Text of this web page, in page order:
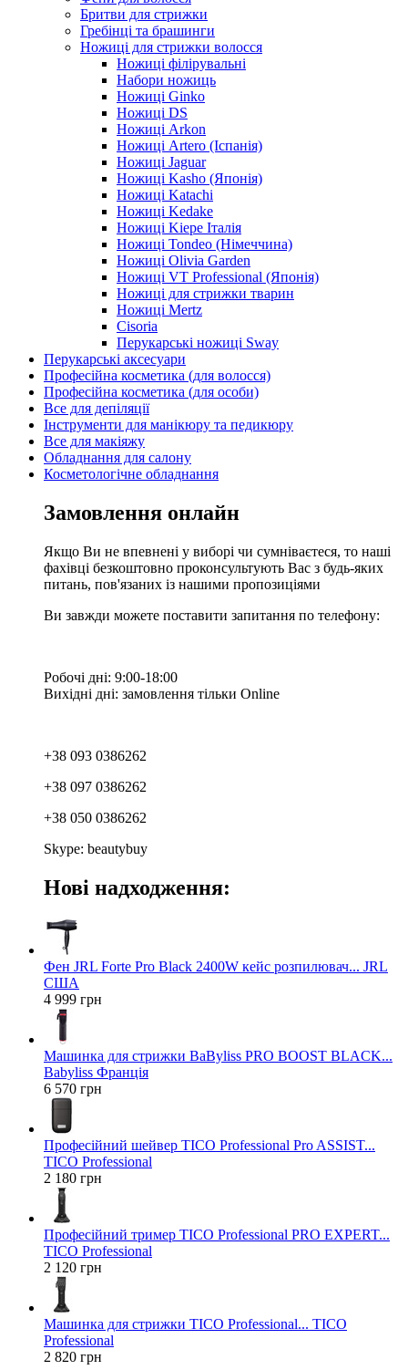
Бритви для стрижки
Гребінці та брашинги
Ножиці для стрижки волосся
Ножиці філірувальні
Набори ножиць
Ножиці Ginko
Ножиці DS
Ножиці Arkon
Ножиці Artero (Іспанія)
Ножиці Jaguar
Ножиці Kasho (Японія)
Ножиці Katachi
Ножиці Kedake
Ножиці Kiepe Італія
Ножиці Tondeo (Німеччина)
Ножиці Olivia Garden
Ножиці VT Professional (Японія)
Ножиці для стрижки тварин
Ножиці Mertz
Cisoria
Перукарські ножиці Sway
Перукарські аксесуари
Професійна косметика (для волосся)
Професійна косметика (для особи)
Все для депіляції
Інструменти для манікюру та педикюру
Все для макіяжу
Обладнання для салону
Косметологічне обладнання
Замовлення онлайн
Якщо Ви не впевнені у виборі чи сумніваєтеся, то наші
фахівці безкоштовно проконсультують Вас з будь-яких
питань, пов'язаних із нашими пропозиціями
Ви завжди можете поставити запитання по телефону:
Робочі дні: 9:00-18:00
Вихідні дні: замовлення тільки Online
+38 093 0386262
+38 097 0386262
+38 050 0386262
Skype: beautybuy
Нові надходження:
Фен JRL Forte Pro Black 2400W кейс розпилювач... JRL
США
4 999 грн
Машинка для стрижки BaByliss PRO BOOST BLACK...
Babyliss Франція
6 570 грн
Професійний шейвер TICO Professional Pro ASSIST...
TICO Professional
2 180 грн
Професійний тример TICO Professional PRO EXPERT...
TICO Professional
2 120 грн
Машинка для стрижки TICO Professional... TICO
Professional
2 820 грн